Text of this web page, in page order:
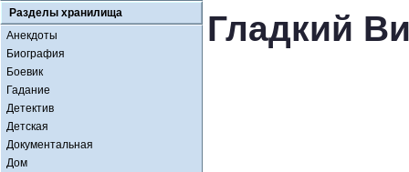
Разделы хранилища
Анекдоты
Биография
Боевик
Гадание
Детектив
Детская
Документальная
Дом
Гладкий